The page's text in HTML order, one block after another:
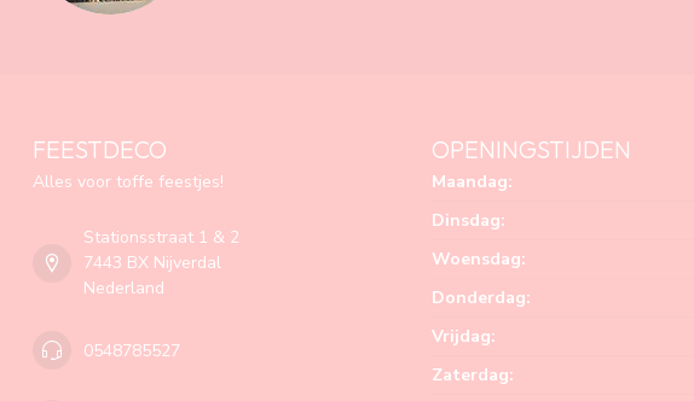
FEESTDECO
Alles voor toffe feestjes!
Stationsstraat 1 & 2
7443 BX Nijverdal
Nederland
0548785527
OPENINGSTIJDEN
Maandag:
Dinsdag:
Woensdag:
Donderdag:
Vrijdag:
Zaterdag: